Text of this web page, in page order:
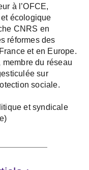
à l’OFCE,
écologique
CNRS en
réformes des
et en Europe.
membre du réseau
sur
sociale.
et syndicale